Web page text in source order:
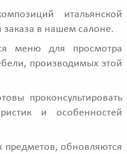
итальянской
заказа в нашем салоне.
меню для просмотра
производимых этой
проконсультировать
и особенностей
предметов, обновляются